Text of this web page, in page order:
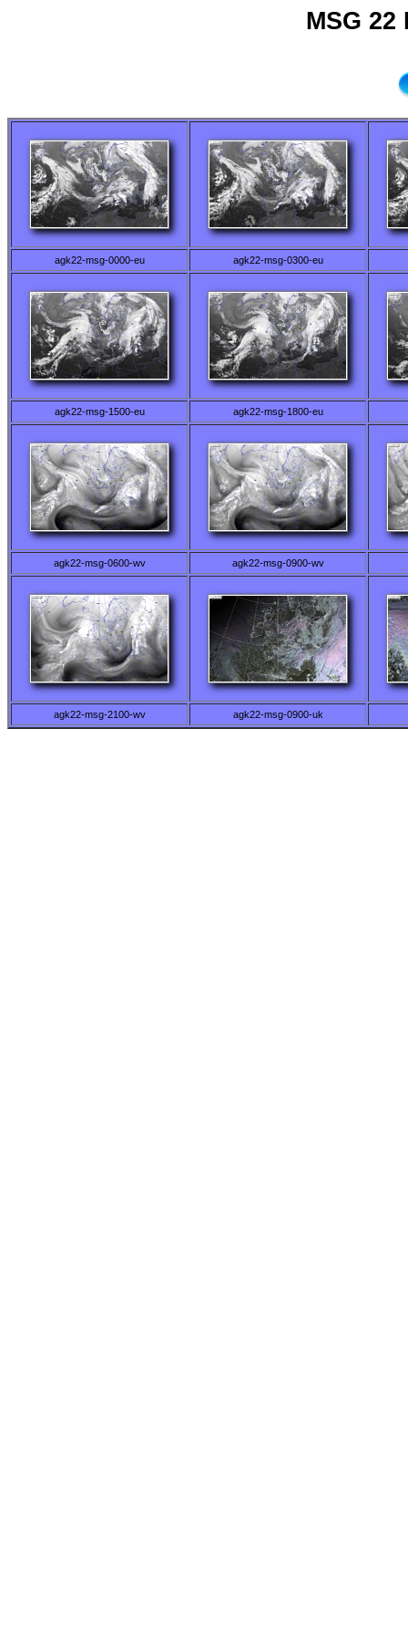
MSG 22
agk22-msg-0000-eu agk22-msg-0300-eu
agk22-msg-1500-eu agk22-msg-1800-eu
agk22-msg-0600-wv agk22-msg-0900-wv
agk22-msg-2100-wv agk22-msg-0900-uk